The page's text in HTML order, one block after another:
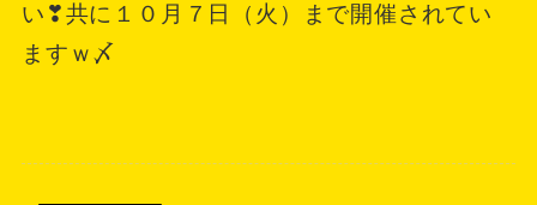
い❣共に１０月７日（火）まで開催されてい
ますｗ〆